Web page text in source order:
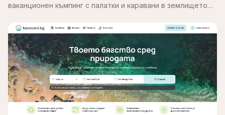
ваканционен къмпинг с палатки и каравани в землището
терен…